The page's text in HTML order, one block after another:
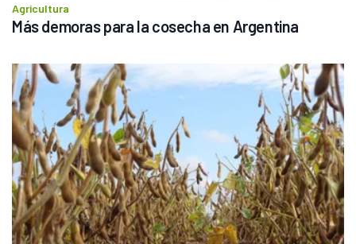
Agricultura
Más demoras para la cosecha en Argentina